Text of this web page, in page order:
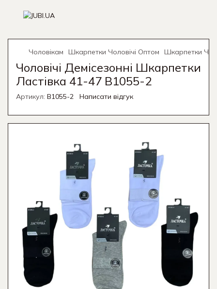
Чоловікам Шкарпетки Чоловічі Оптом Шкарпетки
Чоловічі Демісезонні Шкарпетки
Ластівка 41-47 B1055-2
Артикул: B1055-2 Написати відгук